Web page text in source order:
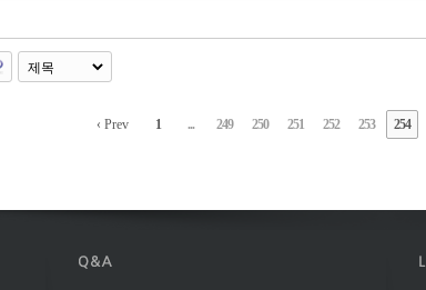
‹ Prev 1 ... 249 250 251 252 253 254